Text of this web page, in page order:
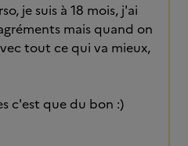
je suis à 18 mois, j'ai
mais quand on
tout ce qui va mieux,
c'est que du bon :)